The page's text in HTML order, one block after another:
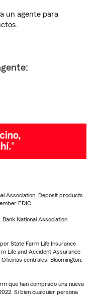
a un agente para
Association. Deposit products
FDIC.
National Association,
State Farm Life Insurance
Life and Accident Assurance
centrales, Bloomington,
que han comprado una nueva
Si bien cualquier persona